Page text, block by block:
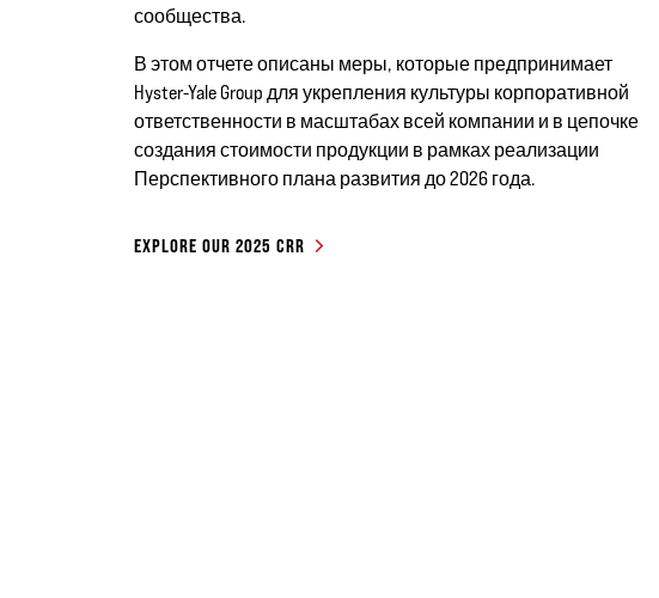
сообщества.
В этом отчете описаны меры, которые предпринимает
Hyster-Yale Group для укрепления культуры корпоративной
ответственности в масштабах всей компании и в цепочке
создания стоимости продукции в рамках реализации
Перспективного плана развития до 2026 года.
EXPLORE OUR 2025 CRR